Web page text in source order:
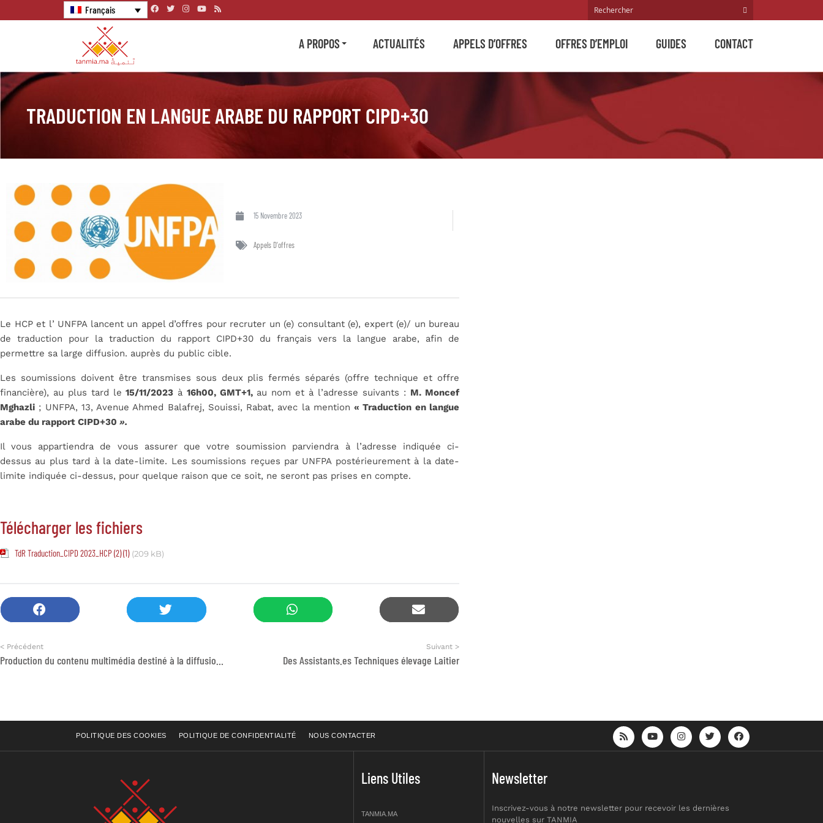
Français
A PROPOS ACTUALITÉS APPELS D’OFFRES OFFRES D’EMPLOI GUIDES CONTACT
TRADUCTION EN LANGUE ARABE DU RAPPORT CIPD+30
15 Novembre 2023
Appels D'offres
Le HCP et l’ UNFPA lancent un appel d’offres pour recruter un (e) consultant (e), expert (e)/ un bureau
de traduction pour la traduction du rapport CIPD+30 du français vers la langue arabe, afin de
permettre sa large diffusion. auprès du public cible.
Les soumissions doivent être transmises sous deux plis fermés séparés (offre technique et offre
financière), au plus tard le 15/11/2023 à 16h00, GMT+1, au nom et à l’adresse suivants : M. Moncef
Mghazli ; UNFPA, 13, Avenue Ahmed Balafrej, Souissi, Rabat, avec la mention« Traduction en langue
arabe du rapport CIPD+30 ».
Il vous appartiendra de vous assurer que votre soumission parviendra à l’adresse indiquée ci-
dessus au plus tard à la date-limite. Les soumissions reçues par UNFPA postérieurement à la date-
limite indiquée ci-dessus, pour quelque raison que ce soit, ne seront pas prises en compte.
Télécharger les fichiers
TdR Traduction_CIPD 2023_HCP (2) (1) (209 kB)
< Précédent Suivant >
Des Assistants.es Techniques élevage Laitier
POLITIQUE DES COOKIES POLITIQUE DE CONFIDENTIALITÉ NOUS CONTACTER
Liens Utiles
TANMIA.MA
Newsletter
Inscrivez-vous à notre newsletter pour recevoir les dernières
nouvelles sur TANMIA